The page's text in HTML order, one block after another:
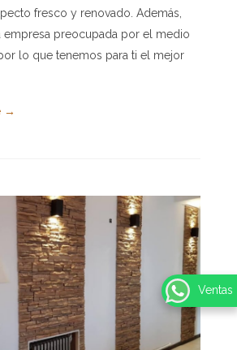
fresco y renovado. Además,
empresa preocupada por el medio
lo que tenemos para ti el mejor
→
Ventas